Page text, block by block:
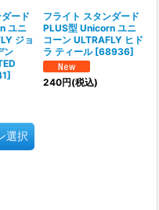
ード
ユニ
ジョ
ン
]
選択
フライト スタンダード
PLUS型 Unicorn ユニ
コーン ULTRAFLY ヒド
ラ ティール [68936]
240円(税込)